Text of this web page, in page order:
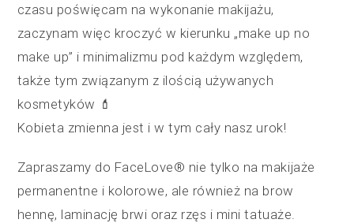
czasu poświęcam na wykonanie makijażu,
zaczynam więc kroczyć w kierunku „make up no
make up” i minimalizmu pod każdym względem,
także tym związanym z ilością używanych
kosmetyków 💄
Kobieta zmienna jest i w tym cały nasz urok!
Zapraszamy do FaceLove® nie tylko na makijaże
permanentne i kolorowe, ale również na brow
hennę, laminację brwi oraz rzęs i mini tatuaże.